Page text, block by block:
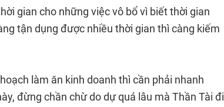
gian cho những việc vô bổ vì biết thời gian
tận dụng được nhiều thời gian thì càng kiếm
làm ăn kinh doanh thì cần phải nhanh
đừng chần chừ do dự quá lâu mà Thần Tài đi